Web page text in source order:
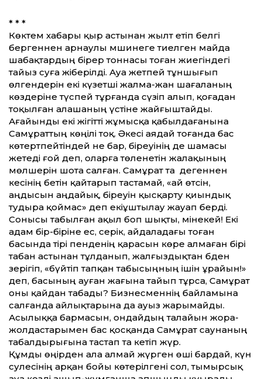
* * *
Көктем хабары қыр астынан жылт етіп белгі
бергеннен арнаулы мәшинеге тиелген майда
шабақтардың бірер тоннасы тоған жиегіндегі
тайыз суға жіберілді. Ауа жетпей тұншығып
өлгендерін екі күзетші жалма-жан шағаланың
көздеріне түспей тұрғанда сүзіп алып, қоғадан
тоқылған алашаның үстіне жайғыштайды.
Ағайынды екі жігітті жұмысқа қабылдағанына
Самұраттың көңілі тоқ. Әкесі аядай тоғанда бас
көтертпейтіндей не бар, біреуінің де шамасы
жетеді ғой деп, оларға төленетін жалақының
мөлшерін шота салған. Самұрат та ә дегеннен
әкесінің бетін қайтарып тастамай, «ай өтсін,
аңдысын аңдайық, біреуін қысқарту қиындық
тудыра қоймас» деп екіұштылау жауап берді.
Сонысы табылған ақыл боп шықты, мінекей! Екі
адам бір-біріне ес, серік, айдаладағы тоған
басында тірі пенденің қарасын көре алмаған бірі
табан астынан тұлданып, жалғыздықтан әбден
зерігіп, «бүйтіп тапқан табысыңның ішін ұрайын!»
деп, басының ауған жағына тайып тұрса, Самұрат
оны қайдан табады? Бизнесменнің байламына
салғанда айлықтарына да ауыз жарымайды.
Асылыққа бармасын, ондайдың талайын жора-
жолдастарымен бас қосқанда Самұрат саунаның
табалдырығына тастап та кетіп жүр.
Құмды өңірден ала алмай жүрген өші бардай, күн
сәулесінің арқан бойы көтерілгені сол, тымырсық